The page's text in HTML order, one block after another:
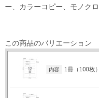
ー、カラーコピー、モノク
この商品のバリエーション
内容 1冊（100枚）